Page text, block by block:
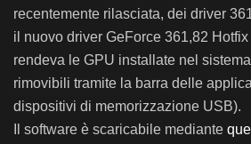
recentemente rilasciata, dei driver
il nuovo driver GeForce 361,82
rendeva le GPU installate nel
rimovibili tramite la barra delle
dispositivi di memorizzazione USB).
Il software è scaricabile mediante